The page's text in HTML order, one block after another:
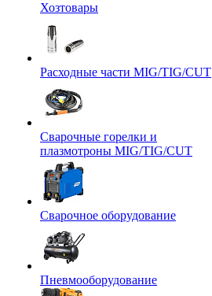
Хозтовары
Расходные части MIG/TIG/CUT
Сварочные горелки и
плазмотроны MIG/TIG/CUT
Сварочное оборудование
Пневмооборудование